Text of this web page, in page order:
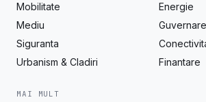
Mobilitate
Energie
Mediu
Siguranta
Urbanism & Cladiri
Finantare
MAI MULT